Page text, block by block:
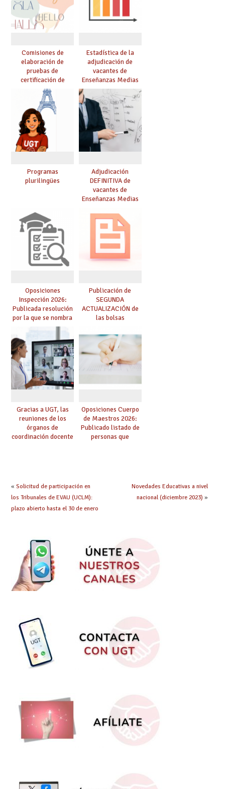
Comisiones de
elaboración de
pruebas de
certificación de
competencia
lingüística: publicada
resolución definitiva
Estadística de la
adjudicación de
vacantes de
Enseñanzas Medias
para el curso 26/27
Programas
plurilingües
Adjudicación
DEFINITIVA de
vacantes de
Enseñanzas Medias
Oposiciones
Inspección 2026:
Publicada resolución
por la que se nombra
funcionarios/as en
prácticas, se regulan
dichas prácticas y se
convoca acto público
de adjudicación
Publicación de
SEGUNDA
ACTUALIZACIÓN de
las bolsas
Cuerpo de Maestros
de especialidades
convocadas a
oposición
Gracias a UGT, las
reuniones de los
órganos de
coordinación docente
centro
Oposiciones Cuerpo
de Maestros 2026:
Publicado listado de
personas que
« Solicitud de participación en
los Tribunales de EVAU (UCLM):
plazo abierto hasta el 30 de enero
Novedades Educativas a nivel
nacional (diciembre 2023) »